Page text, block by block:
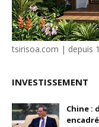
tsirisoa.com | depuis
INVESTISSEMENT
Chine :